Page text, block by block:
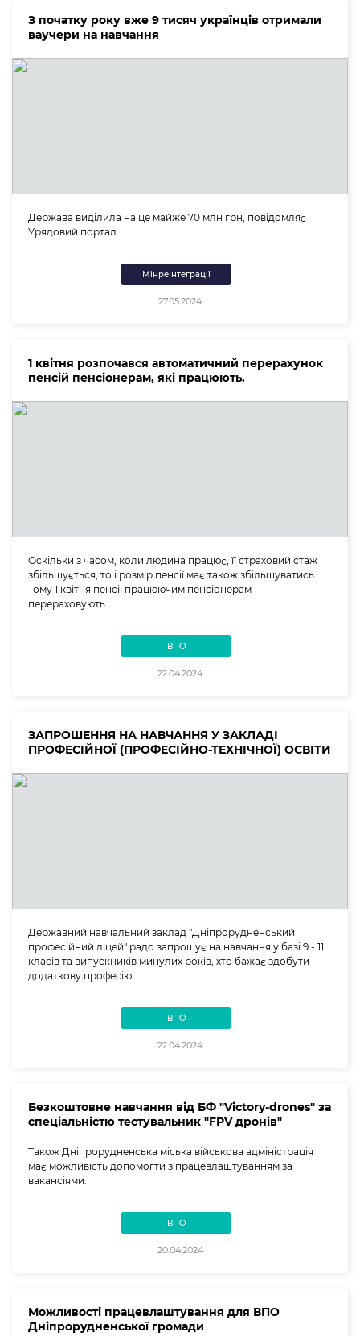
З початку року вже 9 тисяч українців отримали
ваучери на навчання
Держава виділила на це майже 70 млн грн, повідомляє
Урядовий портал.
Мінреінтеграції
27.05.2024
1 квітня розпочався автоматичний перерахунок
пенсій пенсіонерам, які працюють.
Оскільки з часом, коли людина працює, її страховий стаж
збільшується, то і розмір пенсії має також збільшуватись.
Тому 1 квітня пенсії працюючим пенсіонерам
перераховують.
ВПО
22.04.2024
ЗАПРОШЕННЯ НА НАВЧАННЯ У ЗАКЛАДІ
ПРОФЕСІЙНОЇ (ПРОФЕСІЙНО-ТЕХНІЧНОЇ) ОСВІТИ
Державний навчальний заклад "Дніпрорудненський
професійний ліцей" радо запрошує на навчання у базі 9 - 11
класів та випускників минулих років, хто бажає здобути
додаткову професію.
ВПО
22.04.2024
Безкоштовне навчання від БФ "Victory-drones" за
спеціальністю тестувальник "FPV дронів"
Також Дніпрорудненська міська військова адміністрація
має можливість допомогти з працевлаштуванням за
вакансіями.
ВПО
20.04.2024
Можливості працевлаштування для ВПО
Дніпрорудненської громади